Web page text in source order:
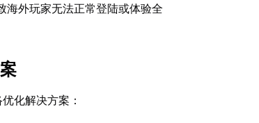
海外玩家无法正常登陆或体验全
化解决方案：